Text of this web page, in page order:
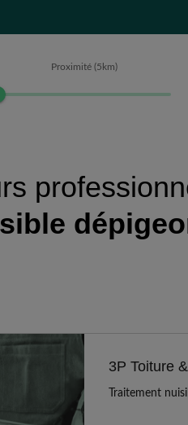
Proximité (5 km)
3P Toiture
Traitement